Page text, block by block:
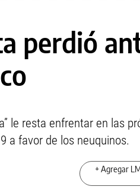
perdió
le resta enfrentar en las
a favor de los neuquinos.
+ Agregar